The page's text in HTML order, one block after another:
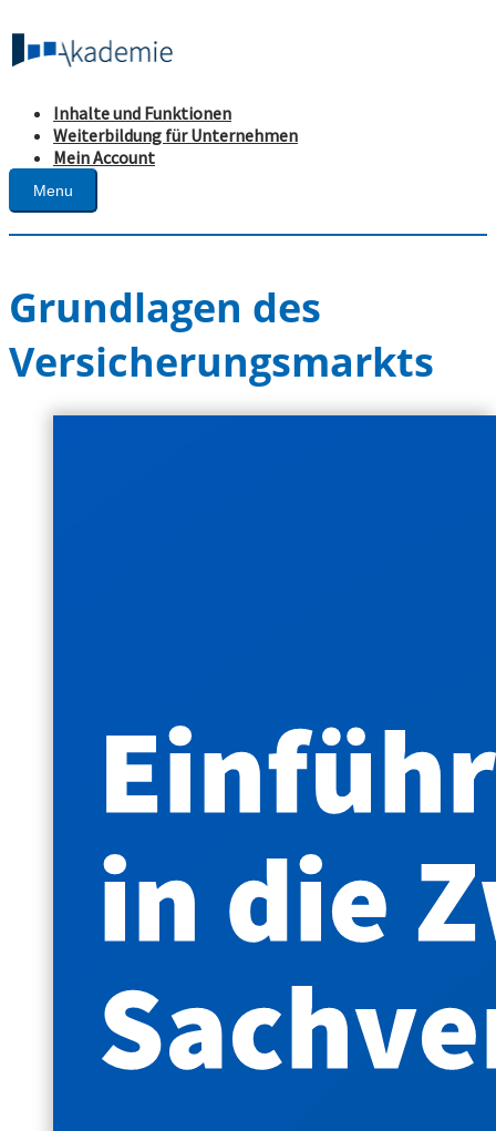
Inhalte und Funktionen
Weiterbildung für Unternehmen
Mein Account
Menu
Grundlagen des
Versicherungsmarkts